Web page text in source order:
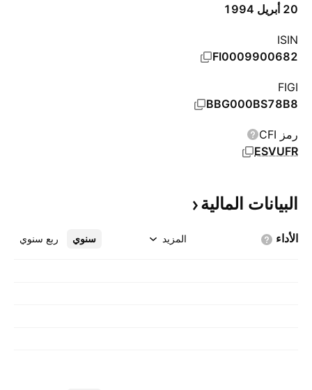
20 أبريل 1994
ISIN
FI0009900682
FIGI
BBG000BS78B8
رمز CFI
ESVUFR
البيانات المالية
الأداء سنوي ربع سنوي المزيد